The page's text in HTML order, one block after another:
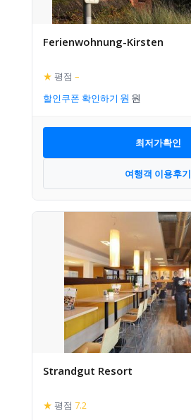
Ferienwohnung-Kirsten
★ 평점 –
할인쿠폰 확인하기
최저가확인
여행객 이용후기
Strandgut Resort
★ 평점 7.2